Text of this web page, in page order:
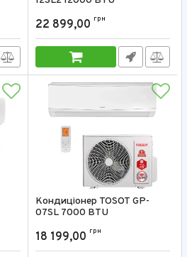
22 899,00 грн
Кондиціонер TOSOT GP-
07SL 7000 BTU
18 199,00 грн